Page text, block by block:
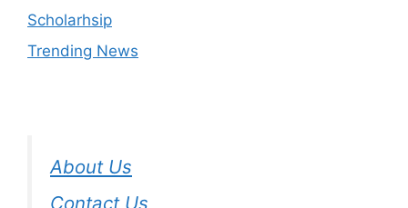
Scholarhsip
Trending News
About Us
Contact Us